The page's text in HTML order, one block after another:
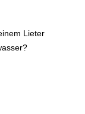
Lieter